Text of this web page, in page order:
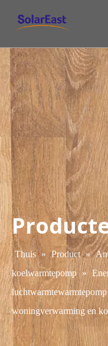
Thuis » Product »
koelwarmtepomp »
woningverwarming en